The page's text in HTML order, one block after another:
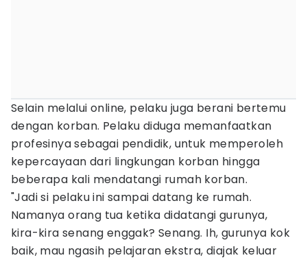
Selain melalui online, pelaku juga berani bertemu
dengan korban. Pelaku diduga memanfaatkan
profesinya sebagai pendidik, untuk memperoleh
kepercayaan dari lingkungan korban hingga
beberapa kali mendatangi rumah korban.
"Jadi si pelaku ini sampai datang ke rumah.
Namanya orang tua ketika didatangi gurunya,
kira-kira senang enggak? Senang. Ih, gurunya kok
baik, mau ngasih pelajaran ekstra, diajak keluar